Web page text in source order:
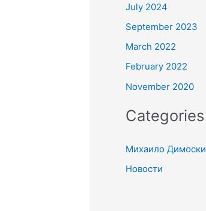
July 2024
September 2023
March 2022
February 2022
November 2020
Categories
Михаило Димоски
Новости